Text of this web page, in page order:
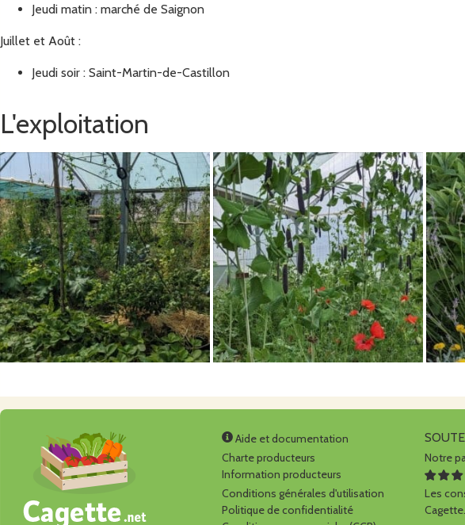
Nous cultivons aussi des fruits et quelques légumes, soit en frais, soit transformés.
Jeudi matin : marché de Saignon
Juillet et Août :
Jeudi soir : Saint-Martin-de-Castillon
L'exploitation
Aide et documentation
Charte producteurs
Information producteurs
Conditions générales d'utilisation
Politique de confidentialité
Notre
Les